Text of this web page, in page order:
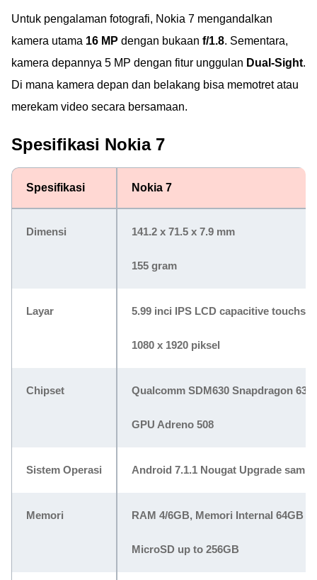
Untuk pengalaman fotografi, Nokia 7 mengandalkan
kamera utama 16 MP dengan bukaan f/1.8. Sementara,
kamera depannya 5 MP dengan fitur unggulan Dual-Sight.
Di mana kamera depan dan belakang bisa memotret atau
merekam video secara bersamaan.
Spesifikasi Nokia 7
Spesifikasi Nokia 7
Dimensi 141.2 x 71.5 x 7.9 mm
155 gram
Layar 5.99 inci IPS LCD capacitive
1080 x 1920 piksel
Chipset Qualcomm SDM630 Snapdragon 630
GPU Adreno 508
Sistem Operasi Android 7.1.1 Nougat Upgrade
Memori RAM 4/6GB, Memori Internal 64GB
MicroSD up to 256GB